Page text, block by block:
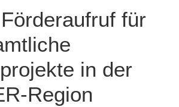
für
in der
Region